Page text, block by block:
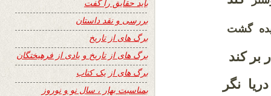
گشت
بر کند
نگر
باید حقایق را گفت
بررسی و نقد داستان
برگ های از تاریخ
برگ های از تاریخ و یادی از فرهیختگان
برگ های از یک کتاب
بمناسبت بهار ، سال نو و نوروز